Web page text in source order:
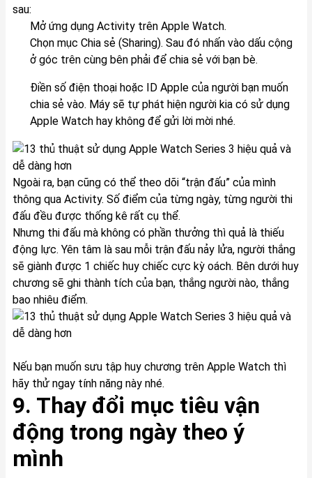
sau:
Mở ứng dụng Activity trên Apple Watch.
Chọn mục Chia sẻ (Sharing). Sau đó nhấn vào dấu cộng
ở góc trên cùng bên phải để chia sẻ với bạn bè.
Điền số điện thoại hoặc ID Apple của người bạn muốn
chia sẻ vào. Máy sẽ tự phát hiện người kia có sử dụng
Apple Watch hay không để gửi lời mời nhé.
Ngoài ra, bạn cũng có thể theo dõi “trận đấu” của mình
thông qua Activity. Số điểm của từng ngày, từng người thi
đấu đều được thống kê rất cụ thể.
Nhưng thi đấu mà không có phần thưởng thì quả là thiếu
động lực. Yên tâm là sau mỗi trận đấu nảy lửa, người thắng
sẽ giành được 1 chiếc huy chiếc cực kỳ oách. Bên dưới huy
chương sẽ ghi thành tích của bạn, thắng người nào, thắng
bao nhiêu điểm.
Nếu bạn muốn sưu tập huy chương trên Apple Watch thì
hãy thử ngay tính năng này nhé.
9. Thay đổi mục tiêu vận
động trong ngày theo ý
mình